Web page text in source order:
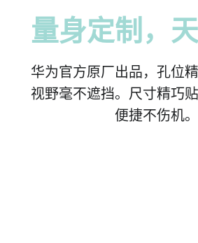
量身定制，
华为官方原厂出品，孔位
视野毫不遮挡。尺寸精巧
便捷不伤机。